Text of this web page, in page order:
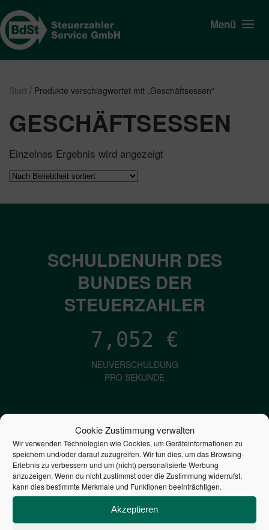
Cookie Zustimmung verwalten
Wir verwenden Technologien wie Cookies, um Geräteinformationen zu
speichern und/oder darauf zuzugreifen. Wir tun dies, um das Browsing-
Erlebnis zu verbessern und um (nicht) personalisierte Werbung
anzuzeigen. Wenn du nicht zustimmst oder die Zustimmung widerrufst,
kann dies bestimmte Merkmale und Funktionen beeinträchtigen.
Akzeptieren
Menü
Start / Produkte verschlagwortet mit „Geschäftsessen“
GESCHÄFTSESSEN
Einzelnes Ergebnis wird angezeigt
SCHULDENUHR DES
BUNDES DER
STEUERZAHLER
7,052 €
NEUVERSCHULDUNG
PRO SEKUNDE
1,601€
ZINSEN
PRO SEKUNDE
2,804,611,986,786